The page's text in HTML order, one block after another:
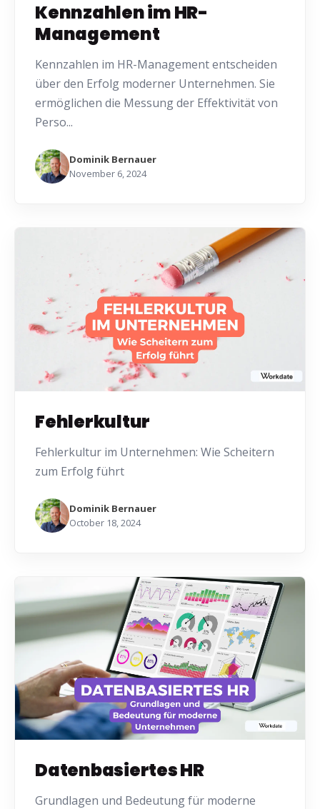
Kennzahlen im HR-
Management
Kennzahlen im HR-Management entscheiden
über den Erfolg moderner Unternehmen. Sie
ermöglichen die Messung der Effektivität von
Perso...
Dominik Bernauer
November 6, 2024
Fehlerkultur
Fehlerkultur im Unternehmen: Wie Scheitern
zum Erfolg führt
Dominik Bernauer
October 18, 2024
Datenbasiertes HR
Grundlagen und Bedeutung für moderne